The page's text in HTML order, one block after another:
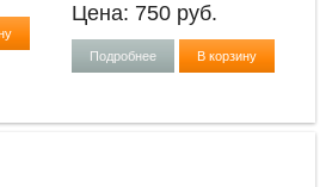
Цена: 750 руб.
Подробнее В корзину